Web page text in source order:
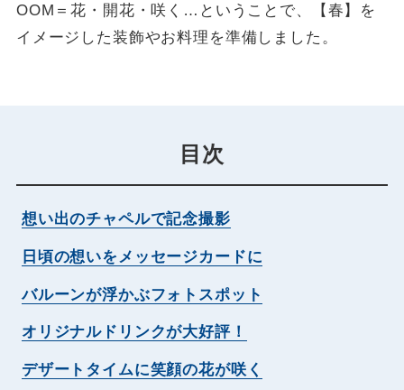
OOM＝花・開花・咲く…ということで、【春】を
イメージした装飾やお料理を準備しました。
目次
想い出のチャペルで記念撮影
日頃の想いをメッセージカードに
バルーンが浮かぶフォトスポット
オリジナルドリンクが大好評！
デザートタイムに笑顔の花が咲く